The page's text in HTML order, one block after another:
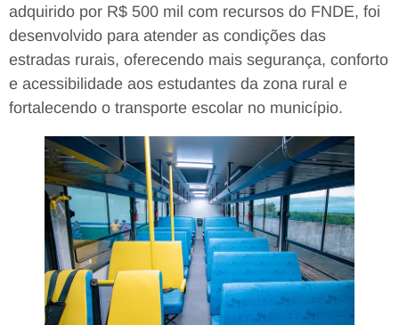
adquirido por R$ 500 mil com recursos do FNDE, foi
desenvolvido para atender as condições das
estradas rurais, oferecendo mais segurança, conforto
e acessibilidade aos estudantes da zona rural e
fortalecendo o transporte escolar no município.